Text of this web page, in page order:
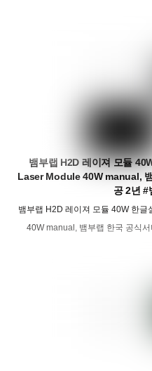
뱀부랩 H2D 레이져 모듈
Laser Module 40W manual,
공 2년 #
뱀부랩 H2D 레이져 모듈 40W 한
40W manual, 뱀부랩 한국 공식